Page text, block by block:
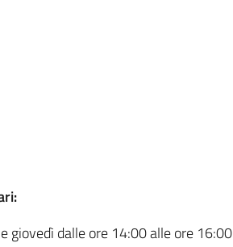
giovedì dalle ore 14:00 alle ore 16:00